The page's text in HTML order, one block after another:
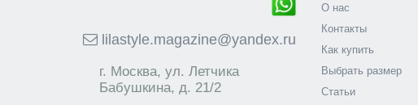
lilastyle.magazine@yandex.ru
г. Москва, ул. Летчика
Бабушкина, д. 21/2
О нас
Контакты
Как купить
Выбрать размер
Статьи